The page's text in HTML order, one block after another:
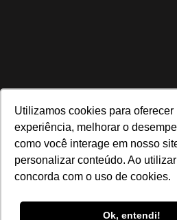
Utilizamos cookies para oferecer
experiência, melhorar o
como você interage em nosso
personalizar conteúdo. Ao
concorda com o uso de cookies.
Ok, entendi!
Navegue no site
Últimas notícias Quem somos E-
Política de privacidade